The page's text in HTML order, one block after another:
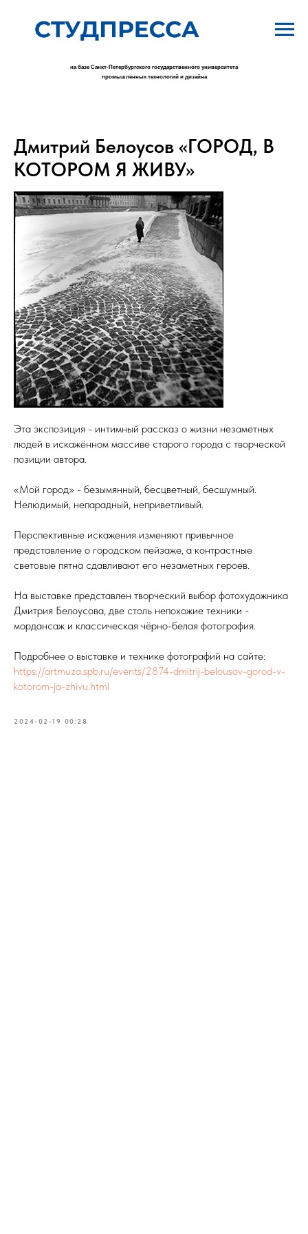
на базе Санкт-Петербургского государственного университета
промышленных технологий и дизайна
Дмитрий Белоусов «ГОРОД, В
КОТОРОМ Я ЖИВУ»
Эта экспозиция - интимный рассказ о жизни незаметных
людей в искажённом массиве старого города с творческой
позиции автора.
«Мой город» - безымянный, бесцветный, бесшумный.
Нелюдимый, непарадный, неприветливый.
Перспективные искажения изменяют привычное
представление о городском пейзаже, а контрастные
световые пятна сдавливают его незаметных героев.
На выставке представлен творческий выбор фотохудожника
Дмитрия Белоусова, две столь непохожие техники -
мордансаж и классическая чёрно-белая фотография.
Подробнее о выставке и технике фотографий на сайте:
https://artmuza.spb.ru/events/2874-dmitrij-belousov-gorod-v-
kotorom-ja-zhivu.html
2024-02-19 00:28